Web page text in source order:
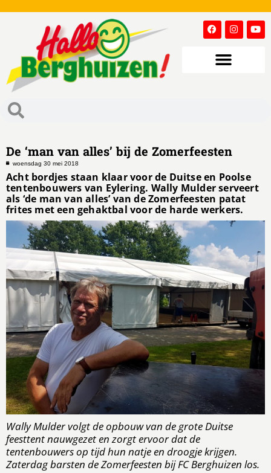
De ‘man van alles’ bij de Zomerfeesten
woensdag 30 mei 2018
Acht bordjes staan klaar voor de Duitse en Poolse
tentenbouwers van Eylering. Wally Mulder serveert
als ‘de man van alles’ van de Zomerfeesten patat
frites met een gehaktbal voor de harde werkers.
Wally Mulder volgt de opbouw van de grote Duitse
feesttent nauwgezet en zorgt ervoor dat de
tentenbouwers op tijd hun natje en droogje krijgen.
Zaterdag barsten de Zomerfeesten bij FC Berghuizen los.